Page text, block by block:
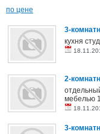
по цене
3-
кухня
2-
мебелью
3-